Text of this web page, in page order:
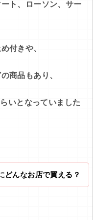
ト、ローソン、サー
付きや、
商品もあり、
いとなっていました
どんなお店で買える？